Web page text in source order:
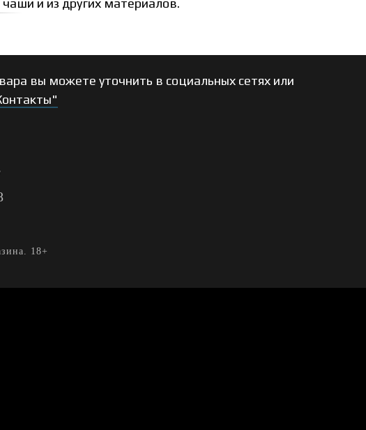
и из других материалов.
вы можете уточнить в социальных сетях или
18+